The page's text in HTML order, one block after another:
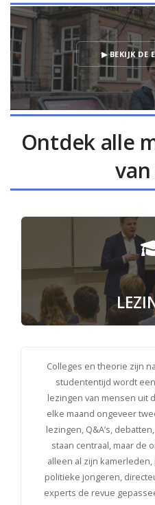
▶ BEKIJK DE
Ontdek alle
van
Colleges en theorie zijn
studententijd wordt
lezingen van mensen uit
elke maand ongeveer
lezingen, Q&A’s,
staan centraal, maar de
alleen al zijn
politieke jongeren,
experts de revue